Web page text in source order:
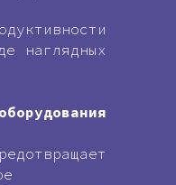
наглядных